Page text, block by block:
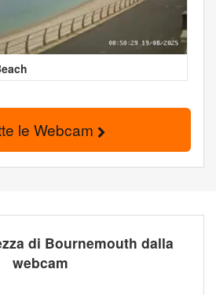
le Webcam
di Bournemouth dalla
webcam